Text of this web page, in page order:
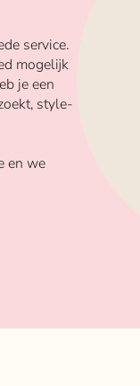
service.
mogelijk
je een
style-
en we